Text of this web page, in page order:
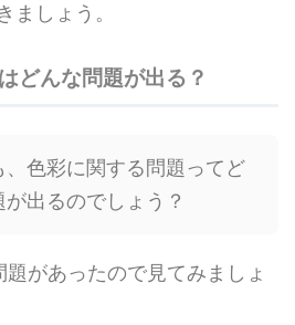
ましょう。
どんな問題が出る？
、色彩に関する問題ってど
が出るのでしょう？
があったので見てみましょ